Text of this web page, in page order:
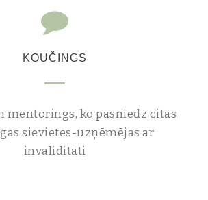
KOUČINGS
mentorings, ko pasniedz citas
sievietes-uzņēmējas ar
invaliditāti